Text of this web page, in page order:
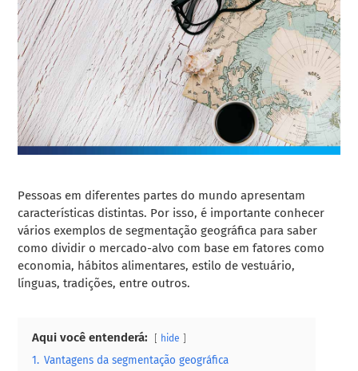
Pessoas em diferentes partes do mundo apresentam
características distintas. Por isso, é importante conhecer
vários exemplos de segmentação geográfica para saber
como dividir o mercado-alvo com base em fatores como
economia, hábitos alimentares, estilo de vestuário,
línguas, tradições, entre outros.
Aqui você entenderá: hide
1. Vantagens da segmentação geográfica